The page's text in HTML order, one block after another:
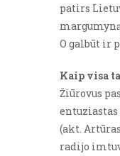
patirs
O galbūt ir
Kaip visa
Žiūrovus
(akt.
radijo